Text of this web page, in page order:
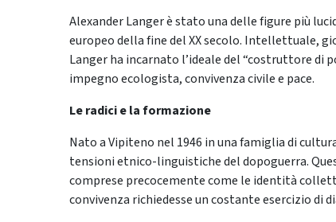
Alexander Langer è stato una delle figure più
europeo della fine del XX secolo.
Langer ha incarnato l’ideale del “costruttore di
impegno ecologista, convivenza civile e pace.
Le radici e la formazione
Nato a Vipiteno nel 1946 in una famiglia di
tensioni etnico-linguistiche del dopoguerra.
comprese precocemente come le identità
convivenza richiedesse un costante esercizio di